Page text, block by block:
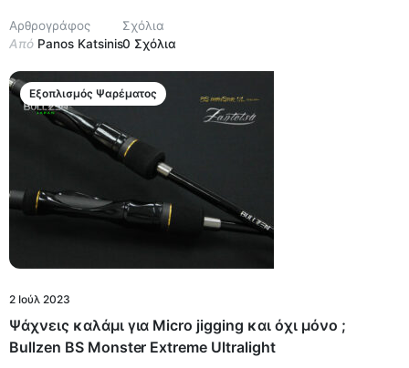
Αρθρογράφος
Από Panos Katsinis
Σχόλια
0 Σχόλια
Εξοπλισμός Ψαρέματος
2 Ιούλ 2023
Ψάχνεις καλάμι για Micro jigging και όχι μόνο ;
Bullzen BS Monster Extreme Ultralight